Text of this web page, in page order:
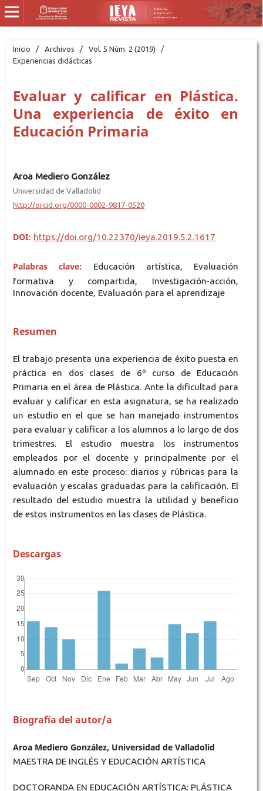
Inicio / Archivos / Vol. 5 Núm. 2 (2019)
/
Experiencias didácticas
Evaluar y calificar en Plástica.
Una experiencia de éxito en
Educación Primaria
Aroa Mediero González
Universidad de Valladolid
http://orcid.org/0000-0002-9817-0520
DOI: https://doi.org/10.22370/ieya.2019.5.2.1617
Palabras clave:
Educación artística, Evaluación
formativa y compartida, Investigación‐acción,
Innovación docente, Evaluación para el aprendizaje
Resumen
El trabajo presenta una experiencia de éxito puesta en
práctica en dos clases de 6º curso de Educación
Primaria en el área de Plástica. Ante la dificultad para
evaluar y calificar en esta asignatura, se ha realizado
un estudio en el que se han manejado instrumentos
para evaluar y calificar a los alumnos a lo largo de dos
trimestres. El estudio muestra los instrumentos
empleados por el docente y principalmente por el
alumnado en este proceso: diarios y rúbricas para la
evaluación y escalas graduadas para la calificación. El
resultado del estudio muestra la utilidad y beneficio
de estos instrumentos en las clases de Plástica.
Descargas
Biografía del autor/a
Aroa Mediero González, Universidad de Valladolid
MAESTRA DE INGLÉS Y EDUCACIÓN ARTÍSTICA
DOCTORANDA EN EDUCACIÓN ARTÍSTICA: PLÁSTICA